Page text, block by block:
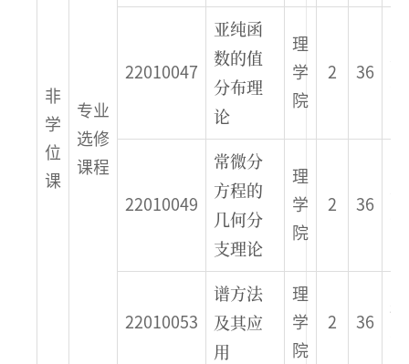
非
学
位
课
专业
选修
课程
22010047
亚纯函
数的值
分布理
论
理
学
院
2 36
22010049
常微分
方程的
几何分
支理论
理
学
院
2 36
22010053
谱方法
及其应
用
理
学
院
2 36
秋